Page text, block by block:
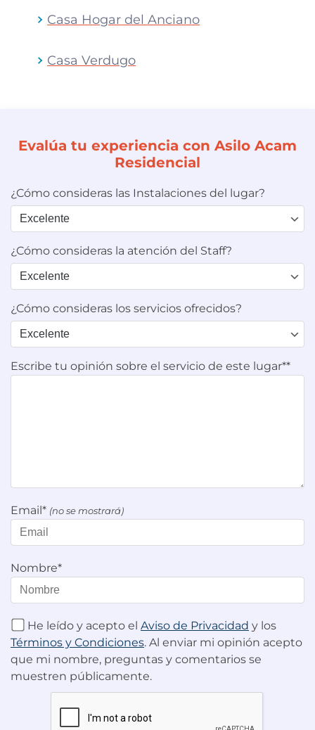
Casa Hogar del Anciano
Casa Verdugo
Evalúa tu experiencia con Asilo Acam
Residencial
¿Cómo consideras las Instalaciones del lugar?
¿Cómo consideras la atención del Staff?
¿Cómo consideras los servicios ofrecidos?
Escribe tu opinión sobre el servicio de este lugar**
Email* (no se mostrará)
Nombre*
He leído y acepto el Aviso de Privacidad y los
Términos y Condiciones. Al enviar mi opinión acepto
que mi nombre, preguntas y comentarios se
muestren públicamente.